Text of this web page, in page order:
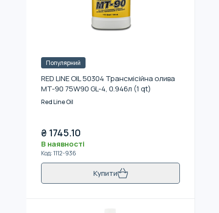
Популярний
RED LINE OIL 50304 Трансмісійна олива
MT-90 75W90 GL-4, 0.946л (1 qt)
Red Line Oil
₴ 1745.10
В наявності
Код:1112-936
Купити